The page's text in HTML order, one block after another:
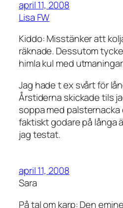
april 11, 2008
Lisa FW
Kiddo: Misstänker att
räknade. Dessutom
himla kul med
Jag hade t ex svårt för
Årstiderna skickade tils
soppa med palsternacka
faktiskt godare på långa
jag testat.
april 11, 2008
Sara
På tal om karp: Den